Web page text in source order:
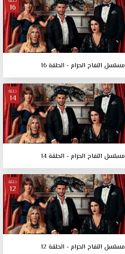
16
مسلسل التفاح الحرام - الحلقة 16
حلقة
14
مسلسل التفاح الحرام - الحلقة 14
حلقة
12
مسلسل التفاح الحرام - الحلقة 12